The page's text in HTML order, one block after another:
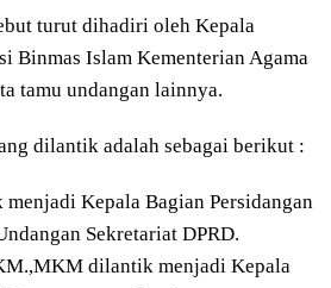
turut dihadiri oleh Kepala
Binmas Islam Kementerian Agama
tamu undangan lainnya.
dilantik adalah sebagai berikut :
menjadi Kepala Bagian Persidangan
Sekretariat DPRD.
dilantik menjadi Kepala